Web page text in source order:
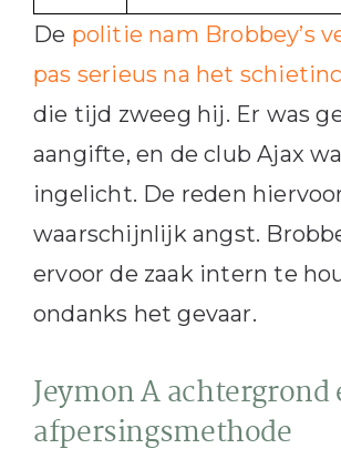
De politie nam Brobbey’s
pas serieus na het
die tijd zweeg hij. Er was
aangifte, en de club Ajax
ingelicht. De reden
waarschijnlijk angst.
ervoor de zaak intern te
ondanks het gevaar.
Jeymon A achtergrond
afpersingsmethode